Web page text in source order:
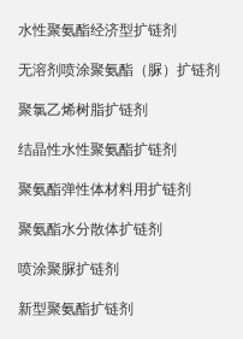
水性聚氨酯经济型扩链剂
无溶剂喷涂聚氨酯（脲）扩链剂
聚氯乙烯树脂扩链剂
结晶性水性聚氨酯扩链剂
聚氨酯弹性体材料用扩链剂
聚氨酯水分散体扩链剂
喷涂聚脲扩链剂
新型聚氨酯扩链剂